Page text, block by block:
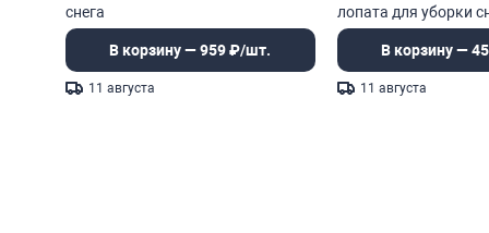
снега
В корзину — 959 ₽/шт.
11 августа
лопата для уборки
черенка
В корзину —
11 августа